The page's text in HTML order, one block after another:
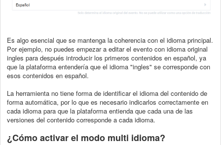
Es algo esencial que se mantenga la coherencia con el idioma principal.
Por ejemplo, no puedes empezar a editar el evento con idioma original
ingles para después introducir los primeros contenidos en español, ya
que la plataforma entendería que el idioma "ingles" se corresponde con
esos contenidos en español.
La herramienta no tiene forma de identificar el idioma del contenido de
forma automática, por lo que es necesario indicarlos correctamente en
cada idioma para que la plataforma entienda que cada una de las
versiones del contenido corresponde a cada idioma.
¿Cómo activar el modo multi idioma?